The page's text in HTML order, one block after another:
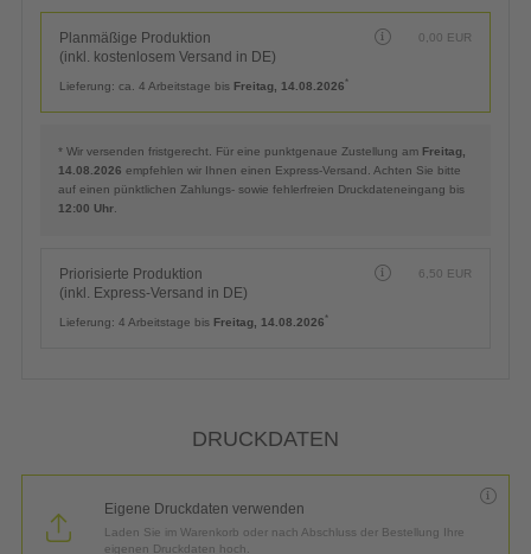
Planmäßige Produktion
(inkl. kostenlosem Versand in DE)
0,00 EUR
Lieferung: ca. 4 Arbeitstage bis Freitag, 14.08.2026*
* Wir versenden fristgerecht. Für eine punktgenaue Zustellung am Freitag,
14.08.2026 empfehlen wir Ihnen einen Express-Versand. Achten Sie bitte
auf einen pünktlichen Zahlungs- sowie fehlerfreien Druckdateneingang bis
12:00 Uhr
Priorisierte Produktion
(inkl. Express-Versand in DE)
6,50 EUR
Lieferung: 4 Arbeitstage bis Freitag, 14.08.2026*
DRUCKDATEN
Eigene Druckdaten verwenden
Laden Sie im Warenkorb oder nach Abschluss der Bestellung Ihre
eigenen Druckdaten hoch.